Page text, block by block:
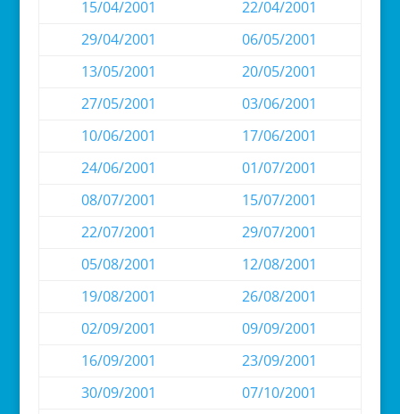
15/04/2001
22/04/2001
29/04/2001
06/05/2001
13/05/2001
20/05/2001
27/05/2001
03/06/2001
10/06/2001
17/06/2001
24/06/2001
01/07/2001
08/07/2001
15/07/2001
22/07/2001
29/07/2001
05/08/2001
12/08/2001
19/08/2001
26/08/2001
02/09/2001
09/09/2001
16/09/2001
23/09/2001
30/09/2001
07/10/2001